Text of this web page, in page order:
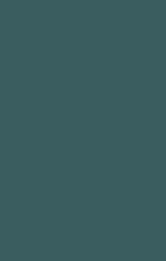
mit konstanter, positiver oder